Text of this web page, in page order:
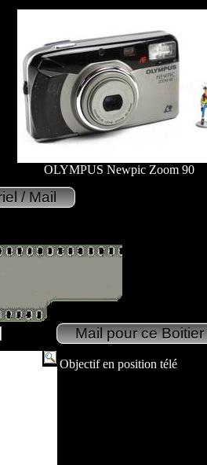
OLYMPUS Newpic Zoom 90
Objectif en position télé